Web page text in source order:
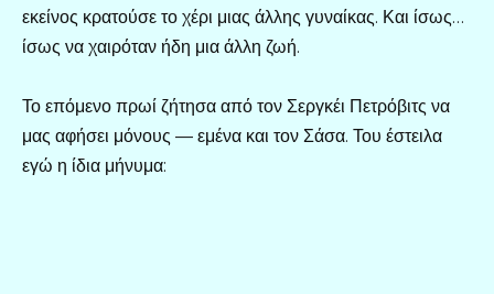
εκείνος κρατούσε το χέρι μιας άλλης γυναίκας. Και ίσως…
ίσως να χαιρόταν ήδη μια άλλη ζωή.
Το επόμενο πρωί ζήτησα από τον Σεργκέι Πετρόβιτς να
μας αφήσει μόνους — εμένα και τον Σάσα. Του έστειλα
εγώ η ίδια μήνυμα: